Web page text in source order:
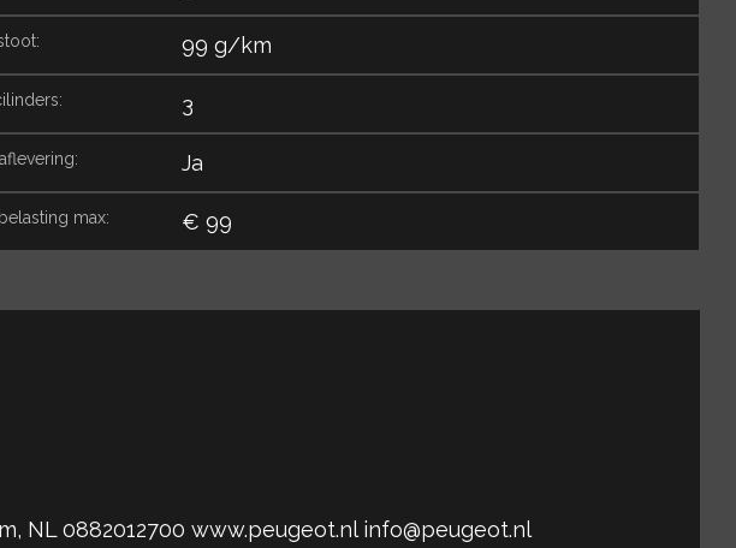
99 g/km
3
Ja
max: € 99
NL 0882012700 www.peugeot.nl info@peugeot.nl